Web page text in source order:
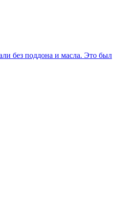
без поддона и масла. Это был